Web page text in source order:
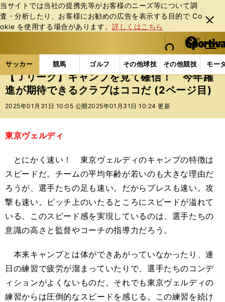
当サイトでは当社の提携先等がお客様のニーズ等について調
査・分析したり、お客様にお勧めの広告を表⽰する⽬的で Co
okie を使⽤する場合があります。詳しくはこちら
閉じ
る
web Sportiva (webスポルティーバ)
検索
マイペ
ー
ジ
メニュ
サッカー 競馬 ゴルフ その他球技 その他競技 モー
ス
ポ
ル
バ
サッカーの記事一覧 Jリーグ他 Jリーグ 【Ｊリ
【Ｊリーグ】キャンプを見て確信！ 今年躍
進が期待できるクラブはココだ (2ページ目)
2025年01月31日 10:05 公開 2025年01月31日 10:24 更新
東京ヴェルディ
とにかく速い！ 東京ヴェルディのキャンプの特徴は
スピードだ。チームの平均年齢が若いのも大きな理由だ
ろうが、選手たちの足も速い。だからプレスも速い。攻
撃も速い。ピッチ上のいたるところにスピードが溢れて
いる。このスピード感を実現しているのは、選手たちの
意識の高さと監督やコーチの指導力だろう。
本来キャンプとは体ができあがっていなかったり、連
日の練習で疲労が溜まっていたりで、選手たちのコンデ
ィションがよくないものだ。それでも東京ヴェルディの
練習からは圧倒的なスピードを感じる。この練習を続け